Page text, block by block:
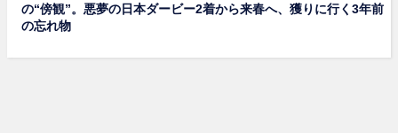
の“傍観”。悪夢の日本ダービー2着から来春へ、獲りに行く3年前
の忘れ物